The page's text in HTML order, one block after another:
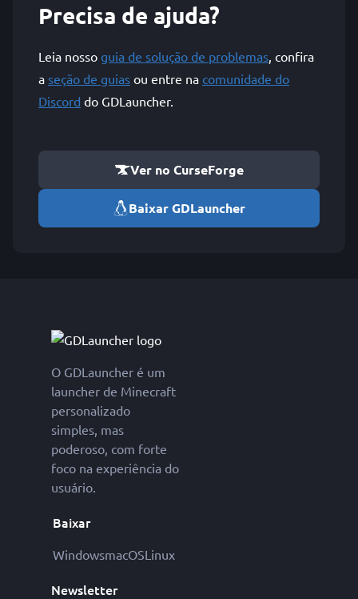
Precisa de ajuda?
Leia nosso guia de solução de problemas, confira
a seção de guias ou entre na comunidade do
Discord do GDLauncher.
Ver no CurseForge
Baixar GDLauncher
O GDLauncher é um
launcher de Minecraft
personalizado
simples, mas
poderoso, com forte
foco na experiência do
usuário.
Baixar
WindowsmacOSLinux
Newsletter